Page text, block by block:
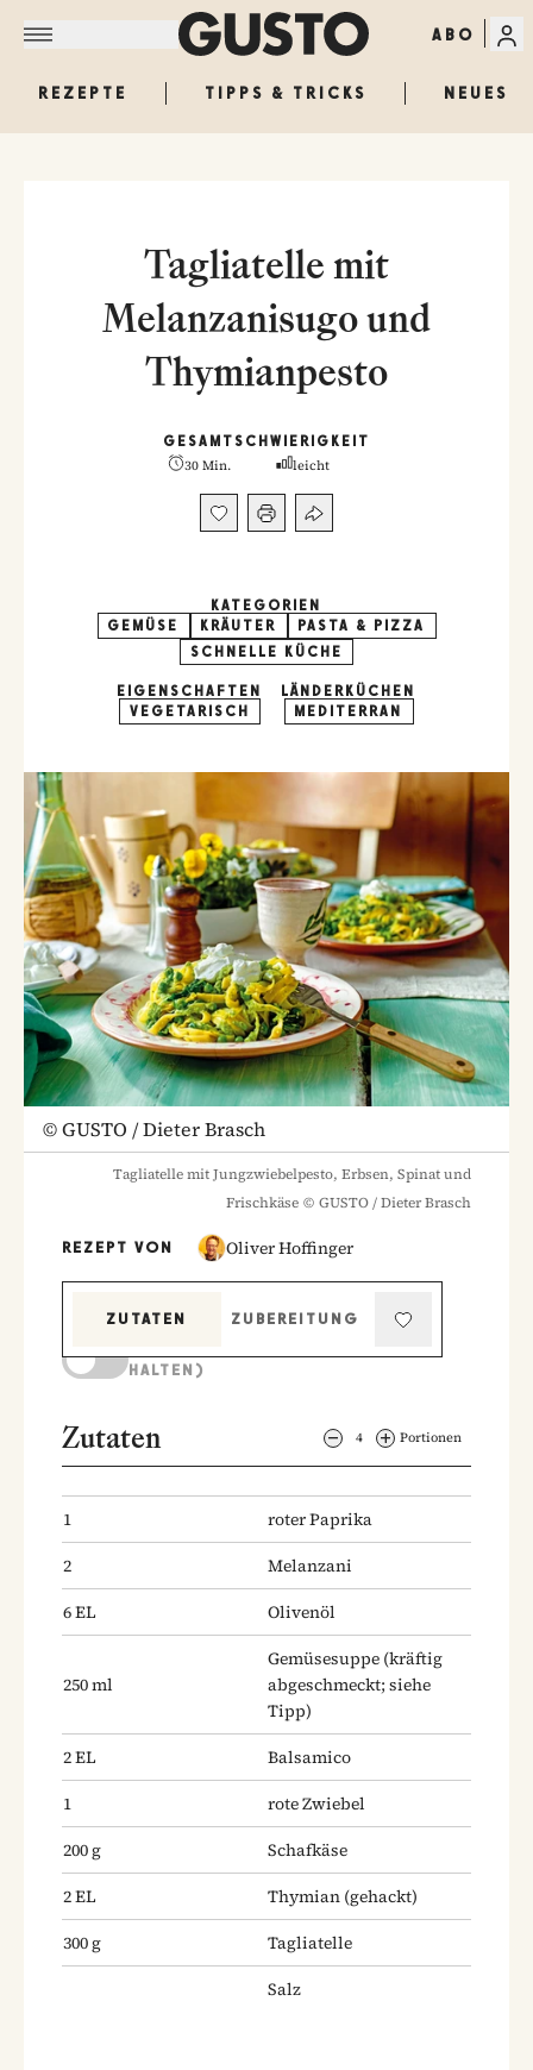
ABO
REZEPTE TIPPS & TRICKS NEUES
Tagliatelle mit
Melanzanisugo und
Thymianpesto
GESAMT
30 Min.
SCHWIERIGKEIT
leicht
KATEGORIEN
GEMÜSE
KRÄUTER
PASTA & PIZZA
SCHNELLE KÜCHE
EIGENSCHAFTEN
VEGETARISCH
LÄNDERKÜCHEN
MEDITERRAN
©GUSTO / Dieter Brasch
Tagliatelle mit Jungzwiebelpesto, Erbsen, Spinat und
Frischkäse © GUSTO / Dieter Brasch
REZEPT VON Oliver Hoffinger
ZUTATEN
ZUBEREITUNG
HALTEN)
Zutaten 4 Portionen
1
roter Paprika
2
Melanzani
6EL Olivenöl
250ml
Gemüsesuppe (kräftig
abgeschmeckt; siehe
Tipp)
2EL
Balsamico
1
rote Zwiebel
200g
Schafkäse
2EL Thymian (gehackt)
300g
Tagliatelle
Salz